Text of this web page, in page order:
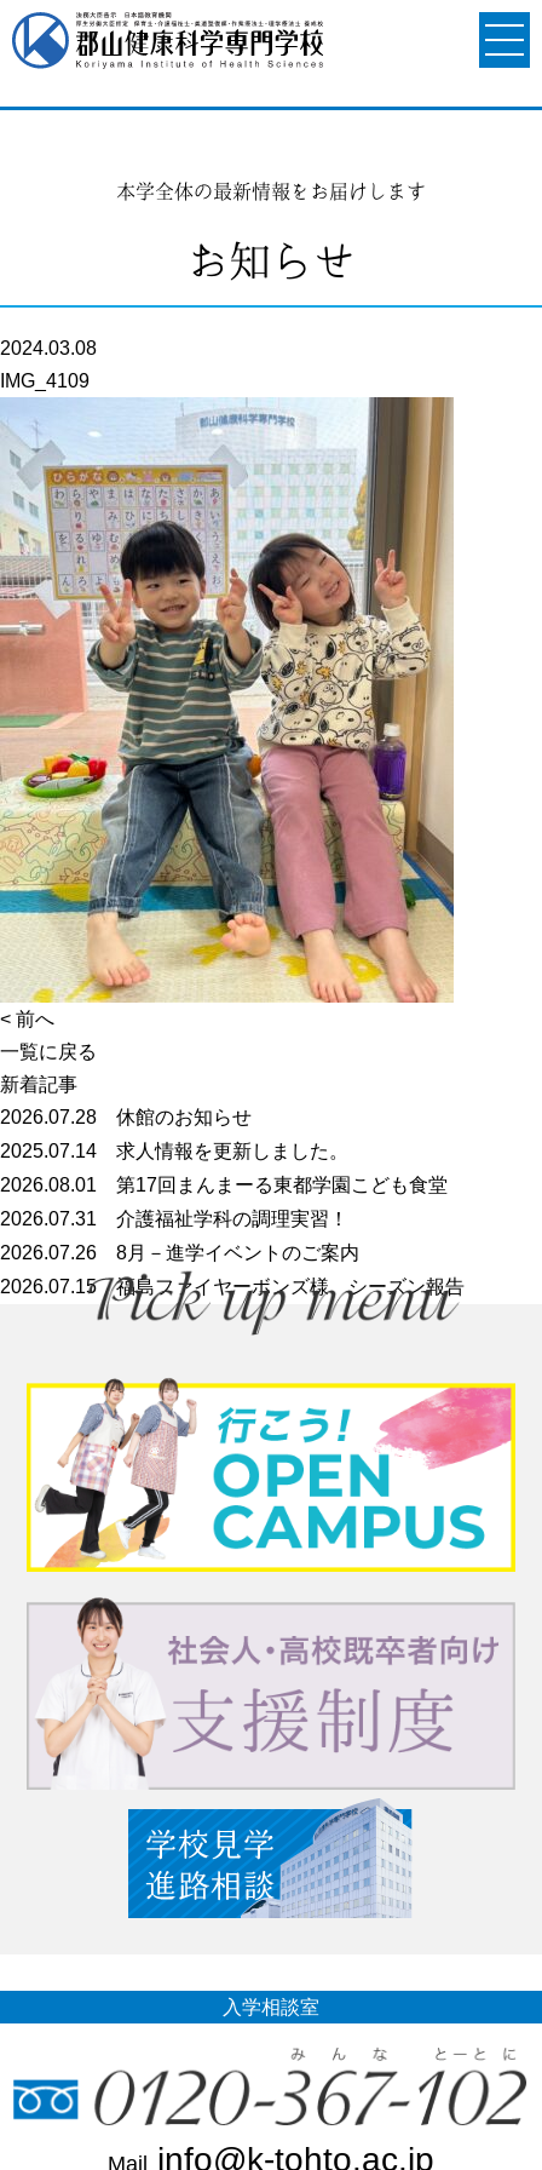
本学全体の最新情報をお届けします
お知らせ
2024.03.08
IMG_4109
< 前へ
一覧に戻る
新着記事
2026.07.28 休館のお知らせ
2025.07.14 求人情報を更新しました。
2026.08.01 第17回まんまーる東都学園こども食堂
2026.07.31 介護福祉学科の調理実習！
2026.07.26 8月－進学イベントのご案内
2026.07.15福島ファイヤーボンズ様 シーズン報告
入学相談室
Mail info@k-tohto.ac.jp